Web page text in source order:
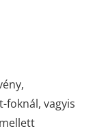
foknál, vagyis